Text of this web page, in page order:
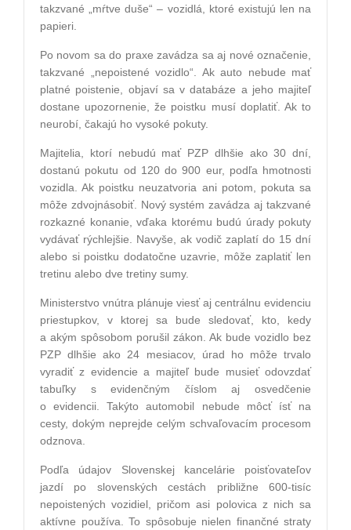
takzvané „mŕtve duše“ – vozidlá, ktoré existujú len na
papieri.
Po novom sa do praxe zavádza sa aj nové označenie,
takzvané „nepoistené vozidlo“. Ak auto nebude mať
platné poistenie, objaví sa v databáze a jeho majiteľ
dostane upozornenie, že poistku musí doplatiť. Ak to
neurobí, čakajú ho vysoké pokuty.
Majitelia, ktorí nebudú mať PZP dlhšie ako 30 dní,
dostanú pokutu od 120 do 900 eur, podľa hmotnosti
vozidla. Ak poistku neuzatvoria ani potom, pokuta sa
môže zdvojnásobiť. Nový systém zavádza aj takzvané
rozkazné konanie, vďaka ktorému budú úrady pokuty
vydávať rýchlejšie. Navyše, ak vodič zaplatí do 15 dní
alebo si poistku dodatočne uzavrie, môže zaplatiť len
tretinu alebo dve tretiny sumy.
Ministerstvo vnútra plánuje viesť aj centrálnu evidenciu
priestupkov, v ktorej sa bude sledovať, kto, kedy
a akým spôsobom porušil zákon. Ak bude vozidlo bez
PZP dlhšie ako 24 mesiacov, úrad ho môže trvalo
vyradiť z evidencie a majiteľ bude musieť odovzdať
tabuľky s evidenčným číslom aj osvedčenie
o evidencii. Takýto automobil nebude môcť ísť na
cesty, dokým neprejde celým schvaľovacím procesom
odznova.
Podľa údajov Slovenskej kancelárie poisťovateľov
jazdí po slovenských cestách približne 600-tisíc
nepoistených vozidiel, pričom asi polovica z nich sa
aktívne používa. To spôsobuje nielen finančné straty